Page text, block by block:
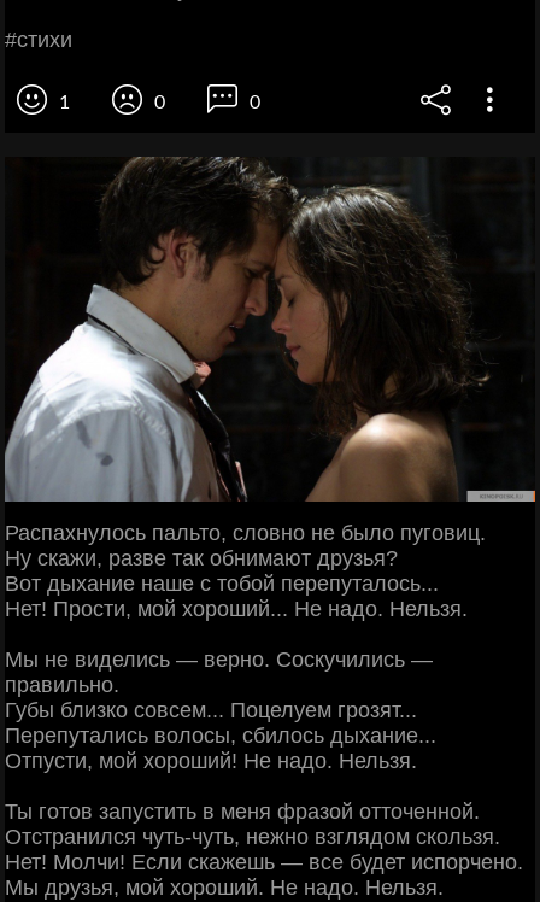
#cтихи
1 0 0
Распахнулось пальто, словно не было пуговиц.
Ну скажи, разве так обнимают друзья?
Вот дыхание наше с тобой перепуталось...
Нет! Прости, мой хороший... Не надо. Нельзя.
Мы не виделись — верно. Соскучились —
правильно.
Губы близко совсем... Поцелуем грозят...
Перепутались волосы, сбилось дыхание...
Отпусти, мой хороший! Не надо. Нельзя.
Ты готов запустить в меня фразой отточенной.
Отстранился чуть-чуть, нежно взглядом скользя.
Нет! Молчи! Если скажешь — все будет испорчено.
Мы друзья, мой хороший. Не надо. Нельзя.